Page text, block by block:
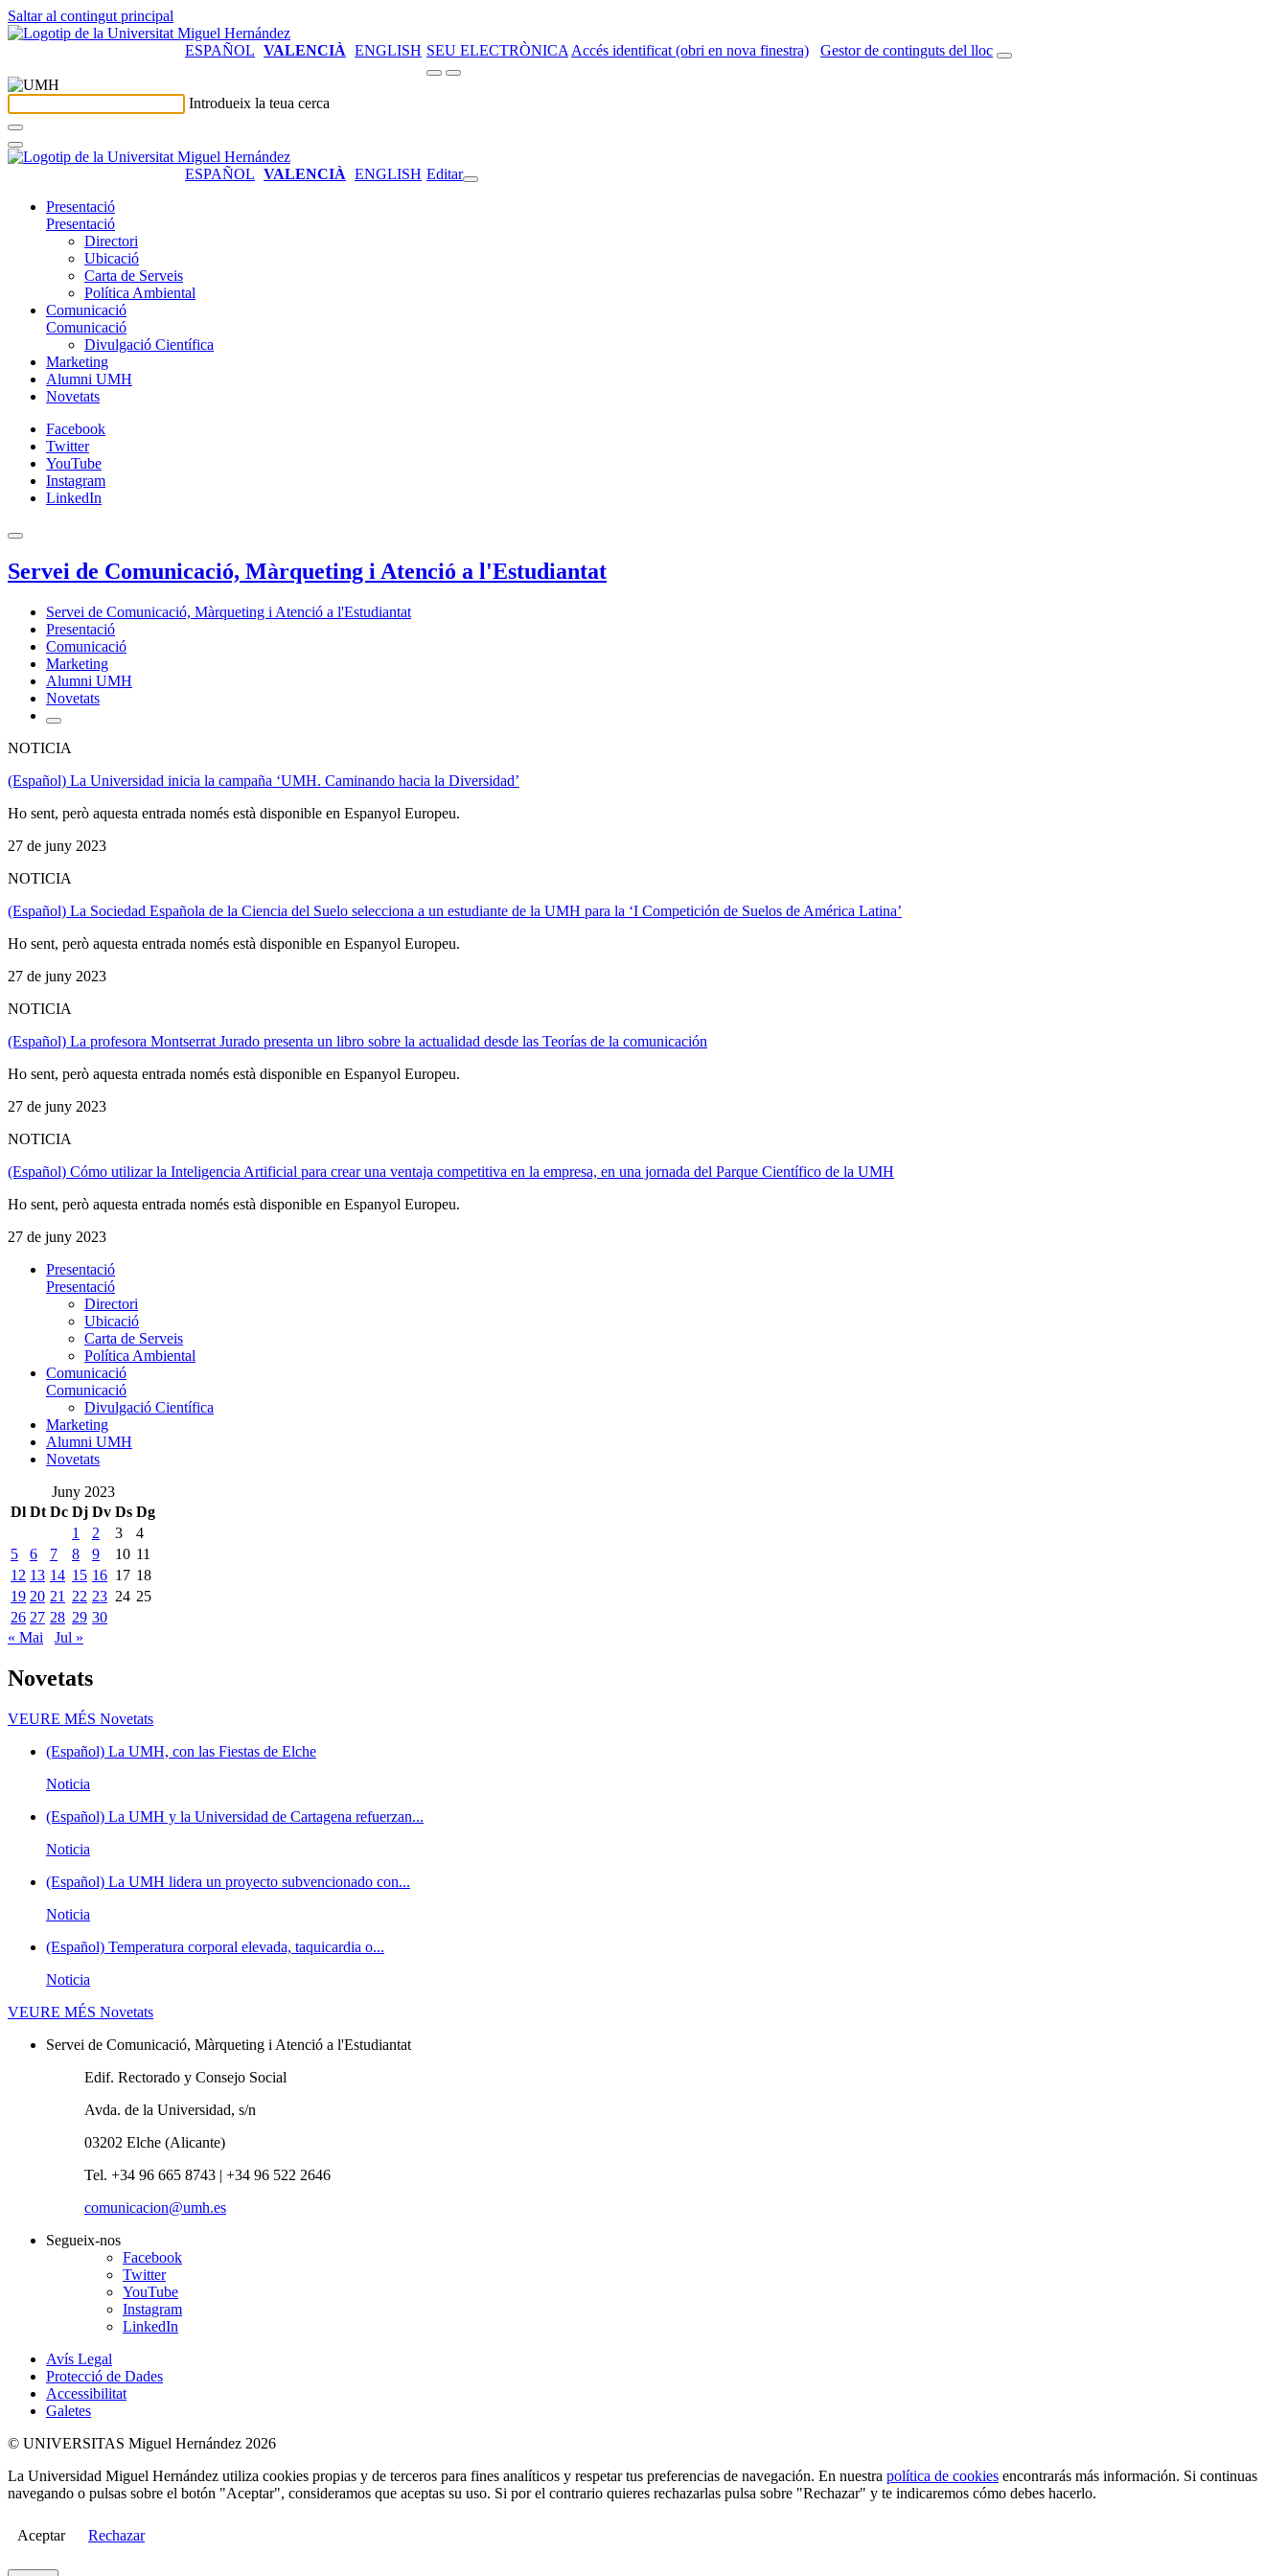
Saltar al contingut principal
ESPAÑOL VALENCIÀ ENGLISH SEU ELECTRÒNICA Accés identificat (obri en nova finestra) Gestor de continguts del lloc
Introdueix la teua cerca
ESPAÑOL VALENCIÀ ENGLISH Editar
Presentació
Presentació
Directori
Ubicació
Carta de Serveis
Política Ambiental
Comunicació
Comunicació
Divulgació Científica
Marketing
Alumni UMH
Novetats
Facebook
Twitter
YouTube
Instagram
LinkedIn
Servei de Comunicació, Màrqueting i Atenció a l'Estudiantat
Servei de Comunicació, Màrqueting i Atenció a l'Estudiantat
Presentació
Comunicació
Marketing
Alumni UMH
Novetats
NOTICIA
(Español) La Universidad inicia la campaña ‘UMH. Caminando hacia la Diversidad’
Ho sent, però aquesta entrada només està disponible en Espanyol Europeu.
27 de juny 2023
NOTICIA
(Español) La Sociedad Española de la Ciencia del Suelo selecciona a un estudiante de la UMH para la ‘I Competición de Suelos de América Latina’
Ho sent, però aquesta entrada només està disponible en Espanyol Europeu.
27 de juny 2023
NOTICIA
(Español) La profesora Montserrat Jurado presenta un libro sobre la actualidad desde las Teorías de la comunicación
Ho sent, però aquesta entrada només està disponible en Espanyol Europeu.
27 de juny 2023
NOTICIA
(Español) Cómo utilizar la Inteligencia Artificial para crear una ventaja competitiva en la empresa, en una jornada del Parque Científico de la UMH
Ho sent, però aquesta entrada només està disponible en Espanyol Europeu.
27 de juny 2023
Presentació
Presentació
Directori
Ubicació
Carta de Serveis
Política Ambiental
Comunicació
Comunicació
Divulgació Científica
Marketing
Alumni UMH
Novetats
Juny 2023
Dl Dt Dc Dj Dv Ds Dg
1
2 3
4
5
6 7 8 9 10 11
12 13 14 15 16 17 18
19 20 21 22 23 24 25
26 27 28 29 30
« Mai
Jul »
Novetats
VEURE MÉS Novetats
(Español) La UMH, con las Fiestas de Elche
Noticia
(Español) La UMH y la Universidad de Cartagena refuerzan...
Noticia
(Español) La UMH lidera un proyecto subvencionado con...
Noticia
(Español) Temperatura corporal elevada, taquicardia o...
Noticia
VEURE MÉS Novetats
Servei de Comunicació, Màrqueting i Atenció a l'Estudiantat
Edif. Rectorado y Consejo Social
Avda. de la Universidad, s/n
03202 Elche (Alicante)
Tel. +34 96 665 8743 | +34 96 522 2646
comunicacion@umh.es
Segueix-nos
Facebook
Twitter
YouTube
Instagram
LinkedIn
Avís Legal
Protecció de Dades
Accessibilitat
Galetes
© UNIVERSITAS Miguel Hernández 2026
La Universidad Miguel Hernández utiliza cookies propias y de terceros para fines analíticos y respetar tus preferencias de navegación. En nuestra política de cookies encontrarás más información. Si continuas
navegando o pulsas sobre el botón "Aceptar", consideramos que aceptas su uso. Si por el contrario quieres rechazarlas pulsa sobre "Rechazar" y te indicaremos cómo debes hacerlo.
Aceptar Rechazar